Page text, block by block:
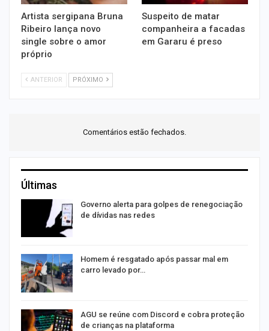
Artista sergipana Bruna
Ribeiro lança novo
single sobre o amor
próprio
Suspeito de matar
companheira a facadas
em Gararu é preso
ANTERIOR PRÓXIMO
Comentários estão fechados.
Últimas
Governo alerta para golpes de renegociação
de dívidas nas redes
Homem é resgatado após passar mal em
carro levado por…
AGU se reúne com Discord e cobra proteção
de crianças na plataforma